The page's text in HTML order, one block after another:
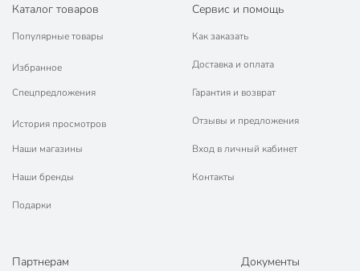
Каталог товаров
Популярные товары
Избранное
Спецпредложения
История просмотров
Наши магазины
Наши бренды
Подарки
Сервис и помощь
Как заказать
Доставка и оплата
Гарантия и возврат
Отзывы и предложения
Вход в личный кабинет
Контакты
Партнерам Документы